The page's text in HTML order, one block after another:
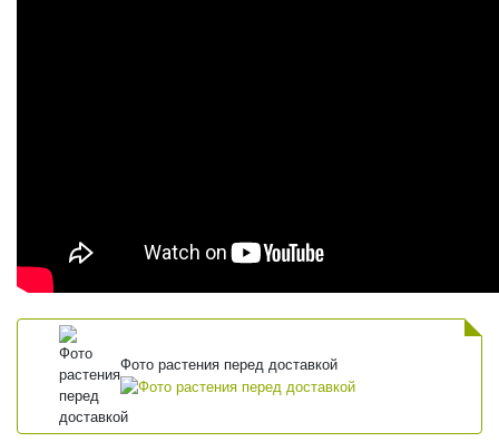
Фото растения перед доставкой